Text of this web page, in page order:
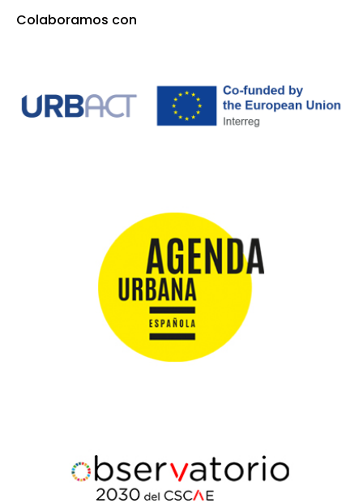
Colaboramos con